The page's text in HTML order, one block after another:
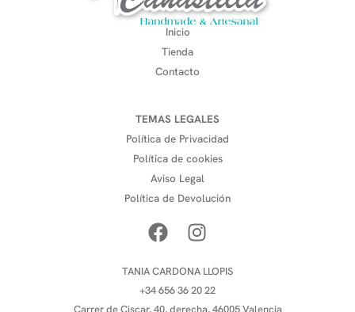
Inicio
Tienda
Contacto
TEMAS LEGALES
Política de Privacidad
Política de cookies
Aviso Legal
Política de Devolución
TANIA CARDONA LLOPIS
+34 656 36 20 22